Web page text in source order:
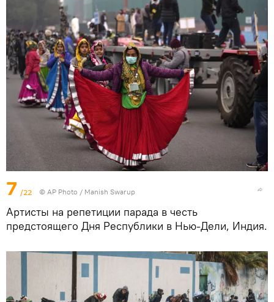
7 /22 © AP Photo / Manish Swarup
Артисты на репетиции парада в честь
предстоящего Дня Республики в Нью-Дели, Индия.